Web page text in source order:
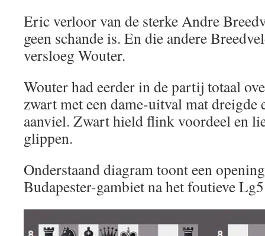
Eric verloor van de sterke Andre
geen schande is. En die andere
versloeg Wouter.
Wouter had eerder in de partij totaal
zwart met een dame-uitval mat dreigde
aanviel. Zwart hield flink voordeel en
glippen.
Onderstaand diagram toont een
Budapester-gambiet na het foutieve